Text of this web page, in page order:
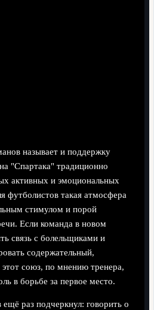
называет и поддержку
"Спартака" традиционно
активных и эмоциональных
футболистов такая атмосфера
стимулом и порой
Если команда в новом
связь с болельщиками и
содержательный,
союз, по мнению тренера,
в борьбе за первое место.
раз подчеркнул: говорить о